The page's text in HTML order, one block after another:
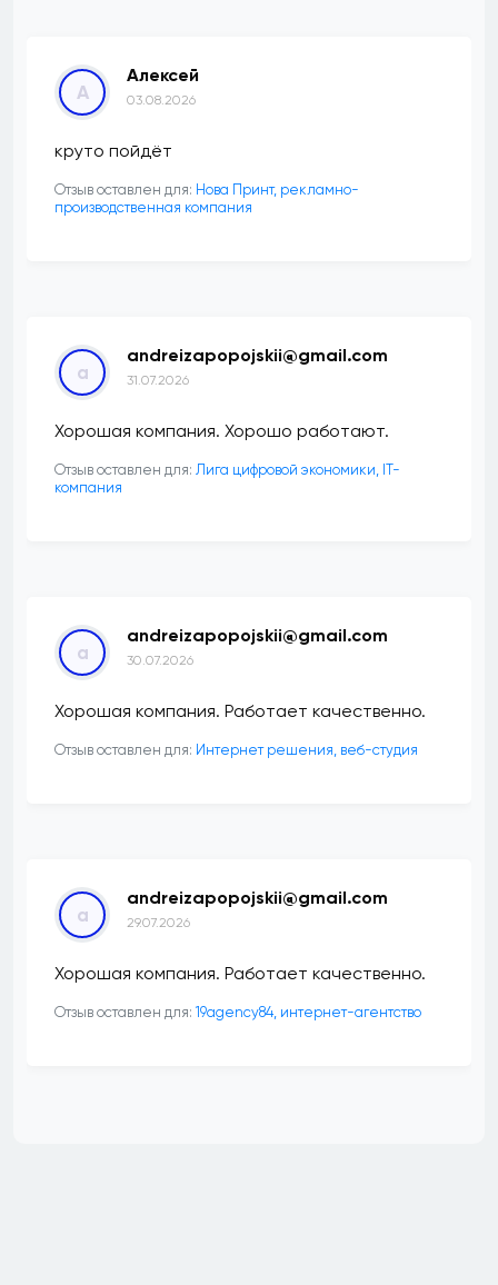
А
Алексей
03.08.2026
круто пойдёт
Отзыв оставлен для: Нова Принт, рекламно-
производственная компания
a
andreizapopojskii@gmail.com
31.07.2026
Хорошая компания. Хорошо работают.
Отзыв оставлен для: Лига цифровой экономики, IT-
компания
a
andreizapopojskii@gmail.com
30.07.2026
Хорошая компания. Работает качественно.
Отзыв оставлен для: Интернет решения, веб-студия
a
andreizapopojskii@gmail.com
29.07.2026
Хорошая компания. Работает качественно.
Отзыв оставлен для: 19agency84, интернет-агентство